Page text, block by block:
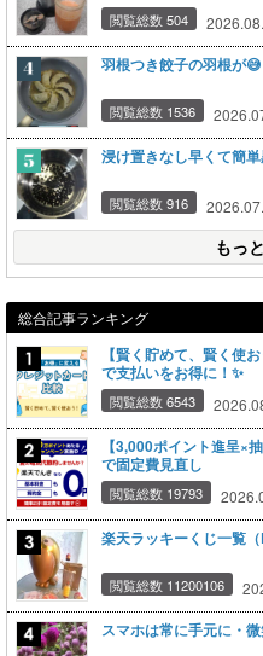
閲覧総数 504
羽根つき餃子の羽根が😅
閲覧総数 1536
浸け置きなし早くて簡
閲覧総数 916
もっ
総合記事ランキング
【賢く貯めて、賢く使
で支払いをお得に！✨
閲覧総数 6543
【3,000ポイント進呈×
で固定費見直し
閲覧総数 19793
楽天ラッキーくじ一覧（
閲覧総数 11200106
スマホは常に手元に・